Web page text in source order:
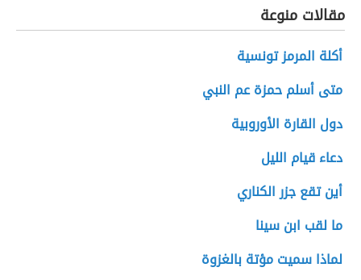
مقالات منوعة
أكلة المرمز تونسية
متى أسلم حمزة عم النبي
دول القارة الأوروبية
دعاء قيام الليل
أين تقع جزر الكناري
ما لقب ابن سينا
لماذا سميت مؤتة بالغزوة